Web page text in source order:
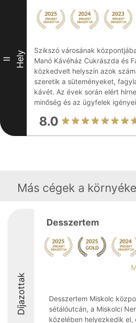
II Hely
Szikszó városának
Manó Kávéház Cukrászda és
közkedvelt helyszín azok
szeretik a süteményeket,
kávét. Az évek során elért
minőség és az ügyfelek
8.0
Más cégek a
Díjazottak
Desszertem
Desszertem Miskolc
sétálóutcán, a Miskolci
közelében helyezkedik el,